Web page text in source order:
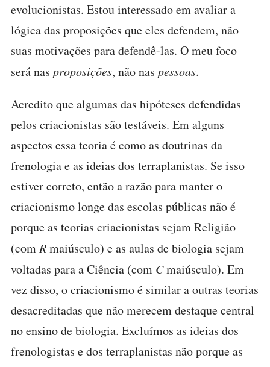
evolucionistas. Estou interessado em avaliar a
lógica das proposições que eles defendem, não
suas motivações para defendê-las. O meu foco
será nas proposições, não nas pessoas.
Acredito que algumas das hipóteses defendidas
pelos criacionistas são testáveis. Em alguns
aspectos essa teoria é como as doutrinas da
frenologia e as ideias dos terraplanistas. Se isso
estiver correto, então a razão para manter o
criacionismo longe das escolas públicas não é
porque as teorias criacionistas sejam Religião
(com Rmaiúsculo) e as aulas de biologia sejam
voltadas para a Ciência (com Cmaiúsculo). Em
vez disso, o criacionismo é similar a outras teorias
desacreditadas que não merecem destaque central
no ensino de biologia. Excluímos as ideias dos
frenologistas e dos terraplanistas não porque as